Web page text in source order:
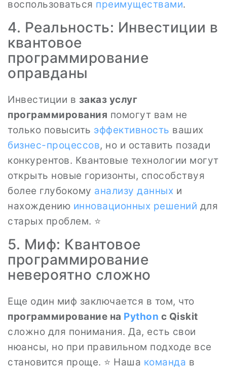
воспользоваться преимуществами.
4. Реальность: Инвестиции в
квантовое
программирование
оправданы
Инвестиции в заказ услуг
программирования помогут вам не
только повысить эффективность ваших
бизнес-процессов, но и оставить позади
конкурентов. Квантовые технологии могут
открыть новые горизонты, способствуя
более глубокому анализу данных и
нахождению инновационных решений для
старых проблем. ⭐
5. Миф: Квантовое
программирование
невероятно сложно
Еще один миф заключается в том, что
программирование на Python с Qiskit
сложно для понимания. Да, есть свои
нюансы, но при правильном подходе все
становится проще. ⭐️ Наша команда в